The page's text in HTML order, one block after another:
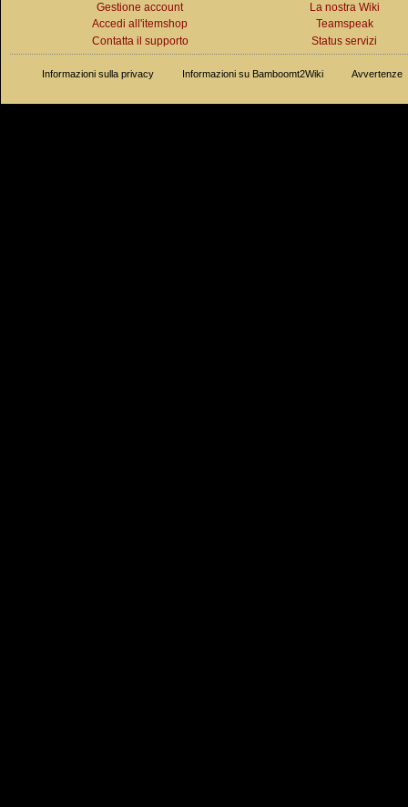
Gestione account
Accedi all'itemshop
Contatta il supporto
La nostra Wiki
Teamspeak
Status servizi
Informazioni sulla privacy Informazioni su Bamboomt2Wiki Avvertenze